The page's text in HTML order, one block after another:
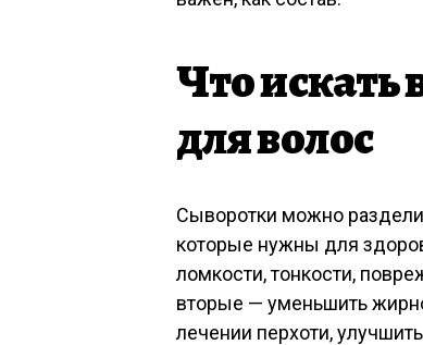
Что искать
для волос
Сыворотки можно
которые нужны для
ломкости, тонкости,
вторые — уменьшить
лечении перхоти,